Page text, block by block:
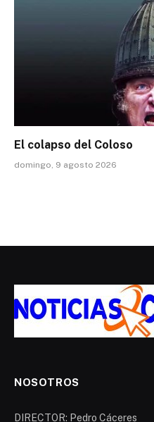
El colapso del Coloso
domingo, 9 agosto 2026
NOSOTROS
DIRECTOR: Pedro Cáceres